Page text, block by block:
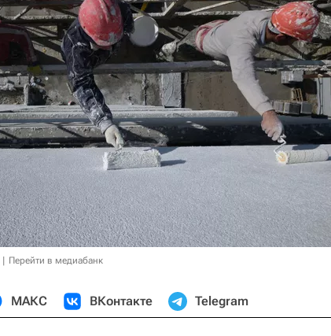
Перейти в медиабанк
МАКС ВКонтакте Telegram